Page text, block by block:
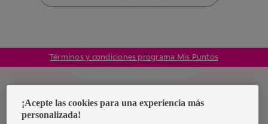
Términos y condiciones programa Mis Puntos
¡Acepte las cookies para una experiencia más
personalizada!